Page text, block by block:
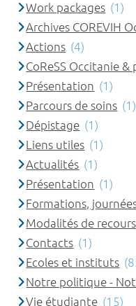
Work packages (1)
Archives COREVIH
Actions (4)
CoReSS Occitanie &
Présentation (1)
Parcours de soins (1)
Dépistage (1)
Liens utiles (1)
Actualités (1)
Présentation (1)
Formations,
Modalités de recours
Contacts (1)
Ecoles et instituts
Notre politique -
Vie étudiante (15)